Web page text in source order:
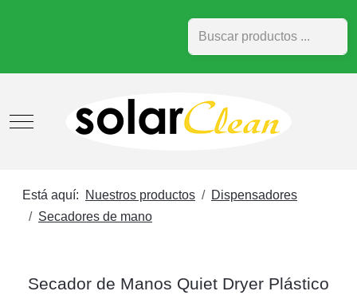
Buscar
Mobile Menu Toggle
Está aquí: Nuestros productos
Dispensadores
Secadores de mano
Secador de Manos Quiet Dryer Plástico